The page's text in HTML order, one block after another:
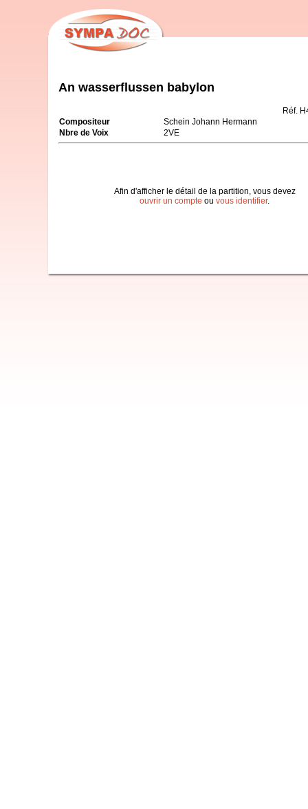
An wasserflussen babylon
Réf.
Compositeur
Schein Johann Hermann
Nbre de Voix
2VE
Afin d'afficher le détail de la partition, vous devez
ouvrir un compte ou vous identifier.